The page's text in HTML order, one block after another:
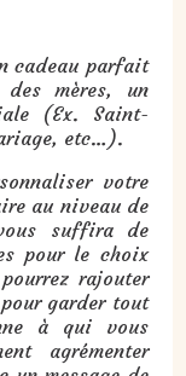
cadeau parfait
mères, un
(Ex. Saint-
etc…).
votre
au niveau de
suffira de
pour le choix
rajouter
garder tout
à qui vous
agrémenter